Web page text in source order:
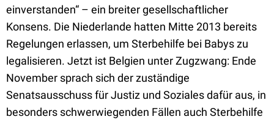
einverstanden“ – ein breiter gesellschaftlicher
Konsens. Die Niederlande hatten Mitte 2013 bereits
Regelungen erlassen, um Sterbehilfe bei Babys zu
legalisieren. Jetzt ist Belgien unter Zugzwang: Ende
November sprach sich der zuständige
Senatsausschuss für Justiz und Soziales dafür aus, in
besonders schwerwiegenden Fällen auch Sterbehilfe